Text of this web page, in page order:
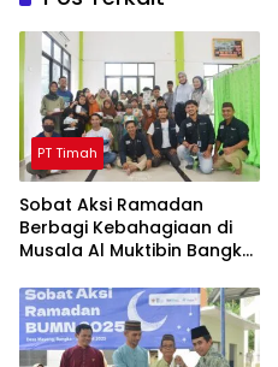
PT Timah
Sobat Aksi Ramadan
Berbagi Kebahagiaan di
Musala Al Muktibin Bangka
dan Piatu